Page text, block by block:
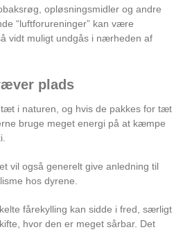
opløsningsmidler og andre
“luftforureninger” kan være
vidt muligt undgås i nærheden af
plads
i naturen, og hvis de pakkes for tæt
bruge meget energi på at kæmpe
vil også generelt give anledning til
hos dyrene.
fårekylling kan sidde i fred, særligt
hvor den er meget sårbar. Det